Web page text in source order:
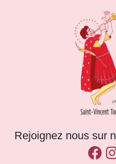
Rejoignez nous sur